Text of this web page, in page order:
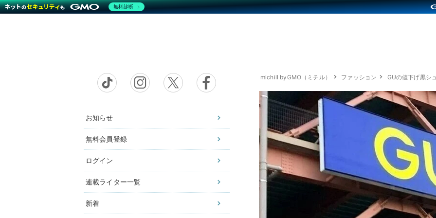
お知らせ
無料会員登録
ログイン
連載ライター一覧
新着
michill byGMO（ミチル） ファッション GUの値下げ黒シ
無料診断